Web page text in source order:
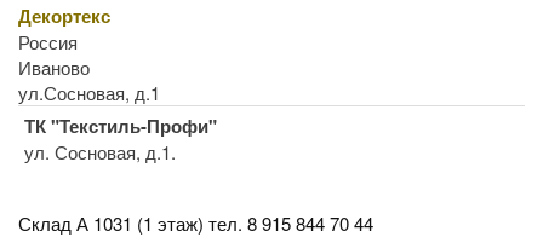
Декортекс
Россия
Иваново
ул.Сосновая, д.1
ТК "Текстиль-Профи"
ул. Сосновая, д.1.
Склад А 1031 (1 этаж) тел. 8 915 844 70 44